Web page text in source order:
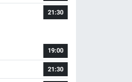
21:30
19:00
21:30